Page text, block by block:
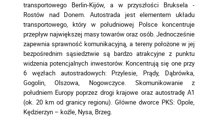
transportowego Berlin-Kijów, a w przyszłości Bruksela -
Rostów nad Donem. Autostrada jest elementem układu
transportowego, który w południowej Polsce koncentruje
przepływ największej masy towarów oraz osób. Jednocześnie
zapewnia sprawność komunikacyjną, a tereny położone w jej
bezpośrednim sąsiedztwie są bardzo atrakcyjne z punktu
widzenia potencjalnych inwestorów. Koncentrują się one przy
6 węzłach autostradowych: Przylesie, Prądy, Dąbrówka,
Gogolin, Olszowa, Nogowczyce. Skomunikowanie z
południem Europy poprzez drogi krajowe oraz autostradę A1
(ok. 20 km od granicy regionu). Główne dworce PKS: Opole,
Kędzierzyn – koźle, Nysa, Brzeg.